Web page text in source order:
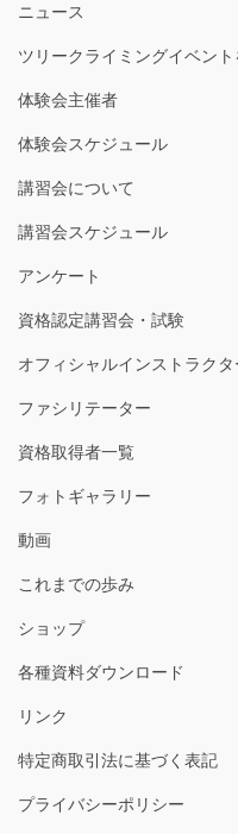
ニュース
ツリークライミングイベン
体験会主催者
体験会スケジュール
講習会について
講習会スケジュール
アンケート
資格認定講習会・試験
オフィシャルインストラクタ
ファシリテーター
資格取得者一覧
フォトギャラリー
動画
これまでの歩み
ショップ
各種資料ダウンロード
リンク
特定商取引法に基づく表記
プライバシーポリシー